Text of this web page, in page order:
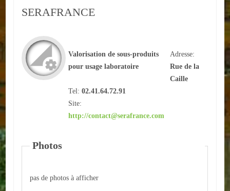
Urbanisme
Adresses/Téléphone
Santé
Social
Arrêtes en cours
SERAFRANCE
Valorisation de sous-produits
pour usage laboratoire
Adresse:
Rue de la
Caille
Tel:02.41.64.72.91
Site:
http://contact@serafrance.com
Photos
pas de photos à afficher